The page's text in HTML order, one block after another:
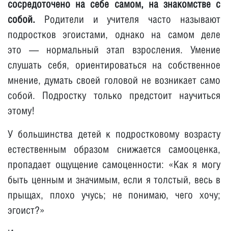
сосредоточено на себе самом, на знакомстве с
собой. Родители и учителя часто называют
подростков эгоистами, однако на самом деле
это — нормальный этап взросления. Умение
слушать себя, ориентироваться на собственное
мнение, думать своей головой не возникает само
собой. Подростку только предстоит научиться
этому!
У большинства детей к подростковому возрасту
естественным образом снижается самооценка,
пропадает ощущение самоценности: «Как я могу
быть ценным и значимым, если я толстый, весь в
прыщах, плохо учусь; не понимаю, чего хочу;
эгоист?»